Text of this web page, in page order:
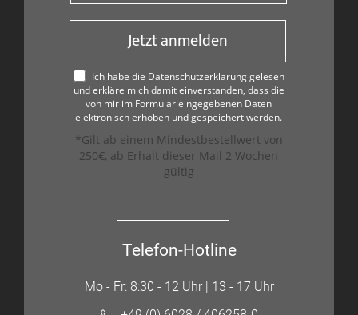
Jetzt anmelden
Ich habe die Datenschutzerklärung gelesen
und erkläre mich damit einverstanden, dass die
von mir im Formular eingegebenen Daten
elektronisch erhoben und gespeichert werden.
*Gilt ab einem Mindestbestellwert von
250€, ab Erhalt dieser Mail 2 Wochen
gültig
Telefon-Hotline
Mo - Fr: 8:30 - 12 Uhr | 13 - 17 Uhr